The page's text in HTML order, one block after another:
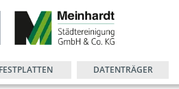
FESTPLATTEN DATENTRÄGER